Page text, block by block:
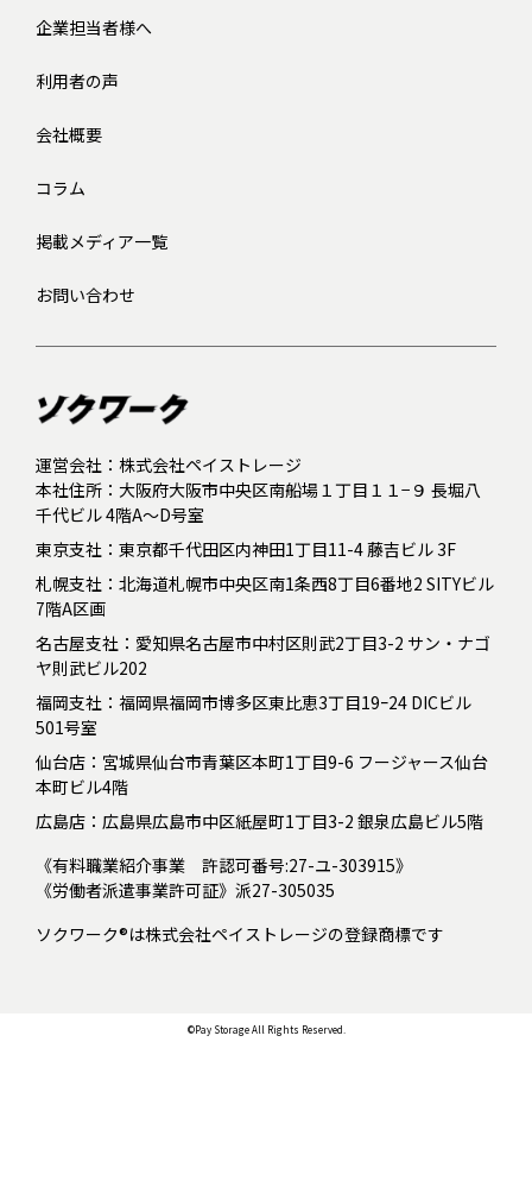
企業担当者様へ
利用者の声
会社概要
コラム
掲載メディア一覧
お問い合わせ
運営会社：株式会社ペイストレージ
本社住所：大阪府大阪市中央区南船場１丁目１１−９ 長堀八
千代ビル 4階A～D号室
東京支社：東京都千代田区内神田1丁目11-4 藤吉ビル 3F
札幌支社：北海道札幌市中央区南1条西8丁目6番地2 SITYビル
7階A区画
名古屋支社：愛知県名古屋市中村区則武2丁目3-2 サン・ナゴ
ヤ則武ビル202
福岡支社：福岡県福岡市博多区東比恵3丁目19ｰ24 DICビル
501号室
仙台店：宮城県仙台市青葉区本町1丁目9-6 フージャース仙台
本町ビル4階
広島店：広島県広島市中区紙屋町1丁目3-2 銀泉広島ビル5階
《有料職業紹介事業 許認可番号:27-ユ-303915》
《労働者派遣事業許可証》派27-305035
ソクワーク®は株式会社ペイストレージの登録商標です
©Pay Storage All Rights Reserved.